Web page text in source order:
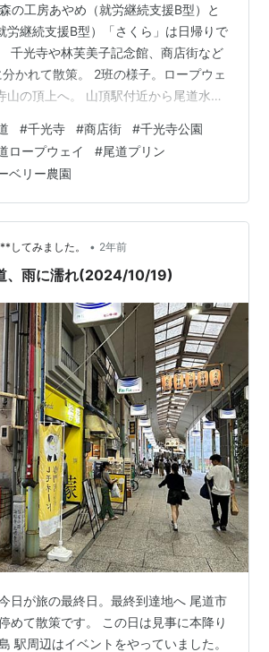
の工房あやめ（就労継続支援B型）と
労継続支援B型）「さくら」は日帰りで
千光寺や林芙美子記念館、商店街など
かれて散策。 2班の様子。ロープウェ
山の頂上へ。 山頂駅付近から尾道水道
散策では、人気の尾道プリンをゲッ
ンソースをかけてパクリ。甘酸っぱく
ス。 遊フォト592 11月21日の東広島市
ー農園 落ち葉 里山のブルーベリー農園
は落ち葉がたくさん。 その場所から上
#千光寺 #商店街 #千光寺公園
ロープウェイ #尾道プリン
ベリー農園
してみました。 • 2年前
、雨に濡れ(2024/10/19)
日が旅の最終日。最終到達地へ 尾道市
めて散策です。 この日は見事に本降り
駅周辺はイベントをやっていました。